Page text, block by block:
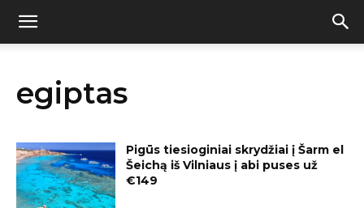
egiptas
Pigūs tiesioginiai skrydžiai į Šarm el
Šeichą iš Vilniaus į abi puses už
€149